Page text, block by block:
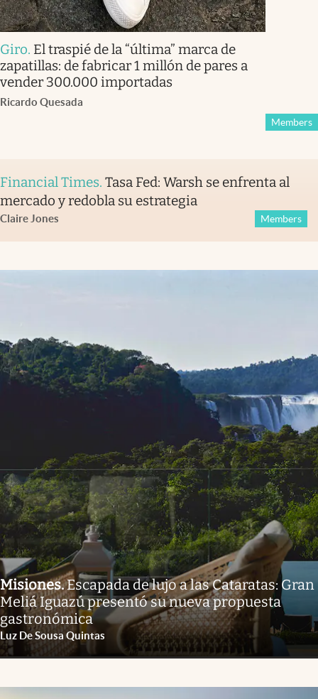
Giro. El traspié de la “última” marca de
zapatillas: de fabricar 1 millón de pares a
vender 300.000 importadas
Ricardo Quesada
Members
Financial Times. Tasa Fed: Warsh se enfrenta al
mercado y redobla su estrategia
Claire Jones Members
Misiones.Escapada de lujo a las Cataratas: Gran
Meliá Iguazú presentó su nueva propuesta
gastronómica
Luz De Sousa Quintas